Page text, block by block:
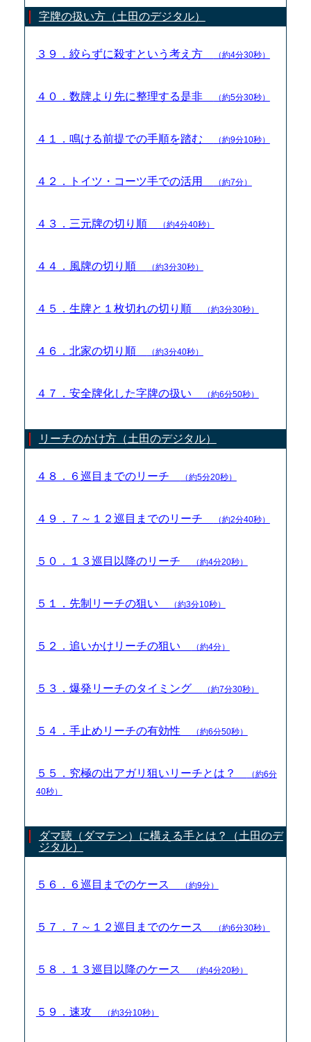
字牌の扱い方（土田のデジタル）
３９．絞らずに殺すという考え方 （約4分30秒）
４０．数牌より先に整理する是非 （約5分30秒）
４１．鳴ける前提での手順を踏む （約9分10秒）
４２．トイツ・コーツ手での活用 （約7分）
４３．三元牌の切り順 （約4分40秒）
４４．風牌の切り順 （約3分30秒）
４５．生牌と１枚切れの切り順 （約3分30秒）
４６．北家の切り順 （約3分40秒）
４７．安全牌化した字牌の扱い （約6分50秒）
リーチのかけ方（土田のデジタル）
４８．６巡目までのリーチ （約5分20秒）
４９．７～１２巡目までのリーチ （約2分40秒）
５０．１３巡目以降のリーチ （約4分20秒）
５１．先制リーチの狙い （約3分10秒）
５２．追いかけリーチの狙い （約4分）
５３．爆発リーチのタイミング （約7分30秒）
５４．手止めリーチの有効性 （約6分50秒）
５５．究極の出アガリ狙いリーチとは？
（約6分
40秒）
ダマ聴（ダマテン）に構える手とは？（土田のデ
ジタル）
５６．６巡目までのケース （約9分）
５７．７～１２巡目までのケース （約6分30秒）
５８．１３巡目以降のケース （約4分20秒）
５９．速攻 （約3分10秒）